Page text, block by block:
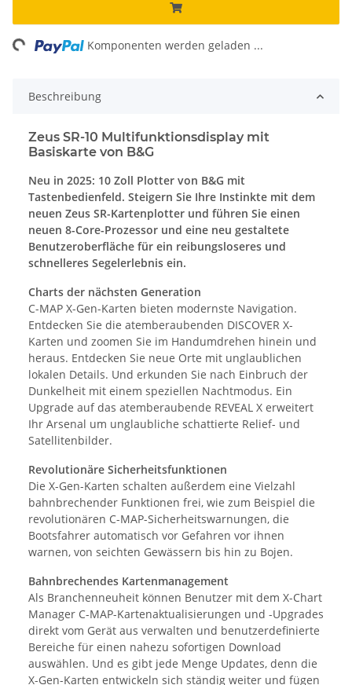
Loading... Komponenten werden geladen ...
Beschreibung
Zeus SR-10 Multifunktionsdisplay mit
Basiskarte von B&G
Neu in 2025: 10 Zoll Plotter von B&G mit
Tastenbedienfeld. Steigern Sie Ihre Instinkte mit dem
neuen Zeus SR-Kartenplotter und führen Sie einen
neuen 8-Core-Prozessor und eine neu gestaltete
Benutzeroberfläche für ein reibungsloseres und
schnelleres Segelerlebnis ein.
Charts der nächsten Generation
C-MAP X-Gen-Karten bieten modernste Navigation.
Entdecken Sie die atemberaubenden DISCOVER X-
Karten und zoomen Sie im Handumdrehen hinein und
heraus. Entdecken Sie neue Orte mit unglaublichen
lokalen Details. Und erkunden Sie nach Einbruch der
Dunkelheit mit einem speziellen Nachtmodus. Ein
Upgrade auf das atemberaubende REVEAL X erweitert
Ihr Arsenal um unglaubliche schattierte Relief- und
Satellitenbilder.
Revolutionäre Sicherheitsfunktionen
Die X-Gen-Karten schalten außerdem eine Vielzahl
bahnbrechender Funktionen frei, wie zum Beispiel die
revolutionären C-MAP-Sicherheitswarnungen, die
Bootsfahrer automatisch vor Gefahren vor ihnen
warnen, von seichten Gewässern bis hin zu Bojen.
Bahnbrechendes Kartenmanagement
Als Branchenneuheit können Benutzer mit dem X-Chart
Manager C-MAP-Kartenaktualisierungen und -Upgrades
direkt vom Gerät aus verwalten und benutzerdefinierte
Bereiche für einen nahezu sofortigen Download
auswählen. Und es gibt jede Menge Updates, denn die
X-Gen-Karten entwickeln sich ständig weiter und fügen